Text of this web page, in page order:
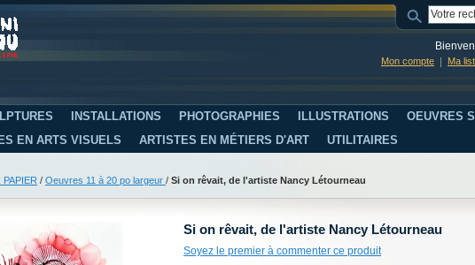
Mon compte Ma
INSTALLATIONS PHOTOGRAPHIES ILLUSTRATIONS OEUVRES
EN ARTS VISUELS ARTISTES EN MÉTIERS D'ART UTILITAIRES
/ Oeuvres 11 à 20 po largeur / Si on rêvait, de l'artiste Nancy Létourneau
Si on rêvait, de l'artiste Nancy Létourneau
Soyez le premier à commenter ce produit